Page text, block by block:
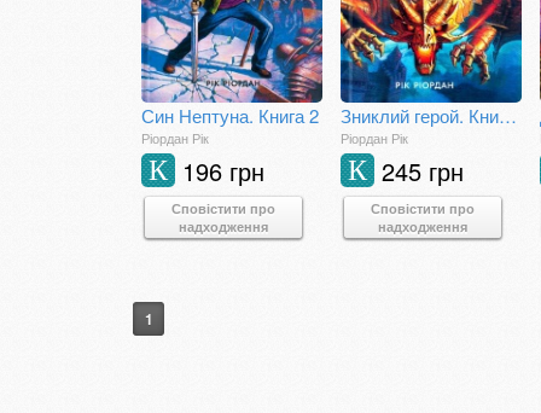
Син Нептуна. Книга 2
Ріордан Рік
196 грн
К
Сповістити про
надходження
Зниклий герой. Книга 1
Ріордан Рік
245 грн
К
Сповістити про
надходження
1